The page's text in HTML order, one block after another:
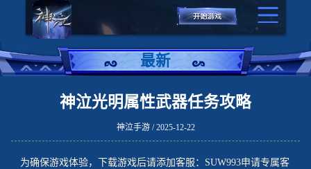
最新
神泣光明属性武器任务攻略
神泣手游 / 2025-12-22
为确保游戏体验，下载游戏后请添加客服：SUW993申请专属客